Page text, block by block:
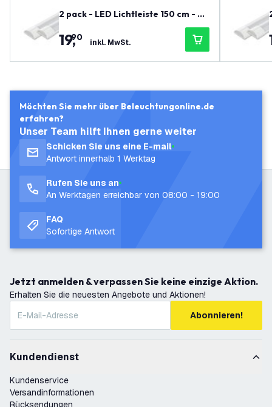
2 pack - LED Lichtleiste 150 cm - 40
W - 120 lm/W - 4000K - 4800 Lume
n
19,
90 inkl. MwSt.
Möchten Sie mehr über Beleuchtungonline.de
erfahren?
Unser Team hilft Ihnen gerne weiter
Schicken Sie uns eine E-mail
Antwort innerhalb 1 Werktag
Rufen Sie uns an
An Werktagen erreichbar von 08:00 - 19:00
FAQ
Sofortige Antwort
Jetzt anmelden & verpassen Sie keine einzige Aktion.
Erhalten Sie die neuesten Angebote und Aktionen!
Abonnieren!
Kundendienst
Kundenservice
Versandinformationen
Rücksendungen